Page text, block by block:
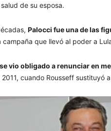
de su esposa.
Palocci fue una de las
que llevó al poder a
se vio obligado a renunciar en
cuando Rousseff sustituyó